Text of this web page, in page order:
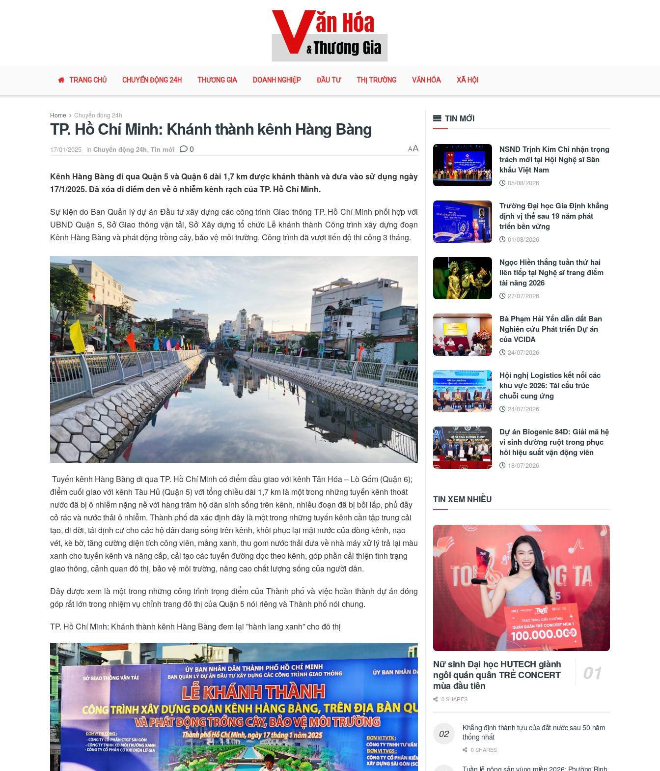
TRANG CHỦ CHUYỂN ĐỘNG 24H THƯƠNG GIA DOANH NGHIỆP ĐẦU TƯ THỊ TRƯỜNG VĂN HÓA XÃ HỘI
Home Chuyển động 24h
TP. Hồ Chí Minh: Khánh thành kênh Hàng Bàng
17/01/2025 in Chuyển động 24h, Tin mới 0 AA
Kênh Hàng Bàng đi qua Quận 5 và Quận 6 dài 1,7 km được khánh thành và đưa vào sử dụng ngày
17/1/2025. Đã xóa đi điểm đen về ô nhiễm kênh rạch của TP. Hồ Chí Minh.
Sự kiện do Ban Quản lý dự án Đầu tư xây dựng các công trình Giao thông TP. Hồ Chí Minh phối hợp với
UBND Quận 5, Sở Giao thông vận tải, Sở Xây dựng tổ chức Lễ khánh thành Công trình xây dựng đoạn
Kênh Hàng Bàng và phát động trồng cây, bảo vệ môi trường. Công trình đã vượt tiến độ thi công 3 tháng.
Tuyến kênh Hàng Bàng đi qua TP. Hồ Chí Minh có điểm đầu giao với kênh Tân Hóa – Lò Gốm (Quận 6);
điểm cuối giao với kênh Tàu Hủ (Quận 5) với tổng chiều dài 1,7 km là một trong những tuyến kênh thoát
nước đã bị ô nhiễm nặng nề với hàng trăm hộ dân sinh sống trên kênh, nhiều đoạn đã bị bồi lấp, phủ đầy
cỏ rác và nước thải ô nhiễm. Thành phố đã xác định đây là một trong những tuyến kênh cần tập trung cải
tạo, di dời, tái định cư cho các hộ dân đang sống trên kênh, khôi phục lại mặt nước của dòng kênh, nạo
vét, kè bờ, tăng cường diện tích công viên, mảng xanh, thu gom nước thải đưa về nhà máy xử lý trả lại màu
xanh cho tuyến kênh và nâng cấp, cải tạo các tuyến đường dọc theo kênh, góp phần cải thiện tình trạng
giao thông, cảnh quan đô thị, bảo vệ môi trường, nâng cao chất lượng sống của người dân.
Đây được xem là một trong những công trình trọng điểm của Thành phố và việc hoàn thành dự án đóng
góp rất lớn trong nhiệm vụ chỉnh trang đô thị của Quận 5 nói riêng và Thành phố nói chung.
TP. Hồ Chí Minh: Khánh thành kênh Hàng Bàng đem lại ”hành lang xanh” cho đô thị
TIN MỚI
NSND Trịnh Kim Chi nhận trọng
trách mới tại Hội Nghệ sĩ Sân
khấu Việt Nam
05/08/2026
Trường Đại học Gia Định khẳng
định vị thế sau 19 năm phát
triển bền vững
01/08/2026
Ngọc Hiền thắng tuần thứ hai
liên tiếp tại Nghệ sĩ trang điểm
tài năng 2026
27/07/2026
Bà Phạm Hải Yến dẫn dắt Ban
Nghiên cứu Phát triển Dự án
của VCIDA
24/07/2026
Hội nghị Logistics kết nối các
khu vực 2026: Tái cấu trúc
chuỗi cung ứng
24/07/2026
Dự án Biogenic 84D: Giải mã hệ
vi sinh đường ruột trong phục
hồi hiệu suất vận động viên
18/07/2026
TIN XEM NHIỀU
Nữ sinh Đại học HUTECH giành
ngôi quán quân TRẺ CONCERT
mùa đầu tiên
0 SHARES
Khẳng định thành tựu của đất nước sau 50 năm
thống nhất
0 SHARES